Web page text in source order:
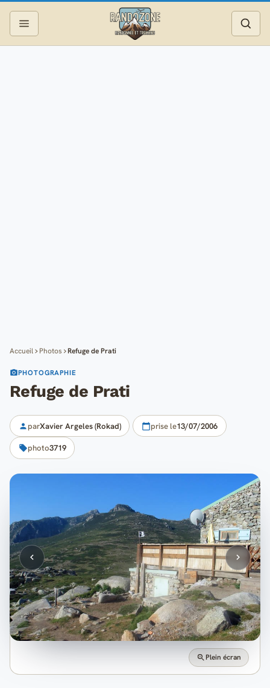
Accueil Photos Refuge de Prati
PHOTOGRAPHIE
Refuge de Prati
parXavier Argeles (Rokad) prise le13/07/2006
photo3719
Plein écran